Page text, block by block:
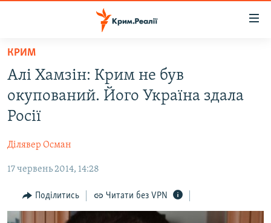
Перейти
основного
матеріалу
Перейти
до
основної
навігації
Перейти
пошуку
ВІДЕО ТА ФОТО
БЛОГИ
ПОГЛЯД
ІНТЕРВ'Ю
ВСЕ ЗА ДЕНЬ
КРИМ
Алі Хамзін: Крим не був
окупований. Його Україна здала
Росії
Ділявер Осман
17 червень 2014, 14:28
Поділитись Читати без VPN